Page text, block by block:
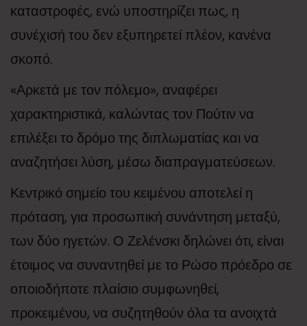
καταστροφές, ενώ υποστηρίζει πως, η
συνέχισή του δεν εξυπηρετεί πλέον, κανένα
σκοπό.
«Αρκετά με τον πόλεμο», αναφέρει
χαρακτηριστικά, καλώντας τον Πούτιν να
επιλέξει το δρόμο της διπλωματίας και να
αναζητήσει λύση, μέσω διαπραγματεύσεων.
Κεντρικό σημείο του κειμένου αποτελεί η
πρόταση, για προσωπική συνάντηση μεταξύ,
των δύο ηγετών. Ο Ζελένσκι δηλώνει ότι, είναι
έτοιμος να συναντηθεί με το Ρώσο πρόεδρο σε
οποιοδήποτε πλαίσιο συμφωνηθεί,
προκειμένου, να συζητηθούν όλα τα ανοιχτά